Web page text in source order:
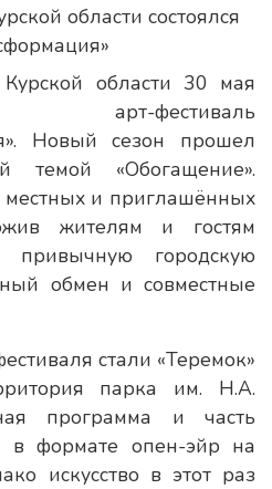
области 30 мая
арт-фестиваль
Новый сезон прошел
темой «Обогащение».
и приглашённых
жителям и гостям
привычную городскую
обмен и совместные
стали «Теремок»
парка им. Н.А.
программа и часть
в формате опен-эйр на
искусство в этот раз